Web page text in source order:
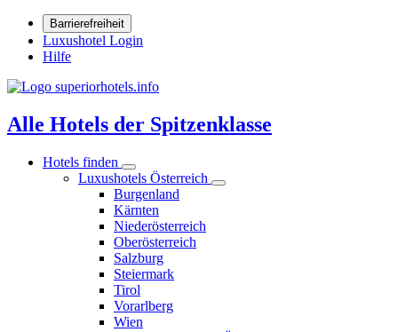
Barrierefreiheit
Luxushotel Login
Hilfe
Alle Hotels der Spitzenklasse
Hotels finden
Luxushotels Österreich
Burgenland
Kärnten
Niederösterreich
Oberösterreich
Salzburg
Steiermark
Tirol
Vorarlberg
Wien